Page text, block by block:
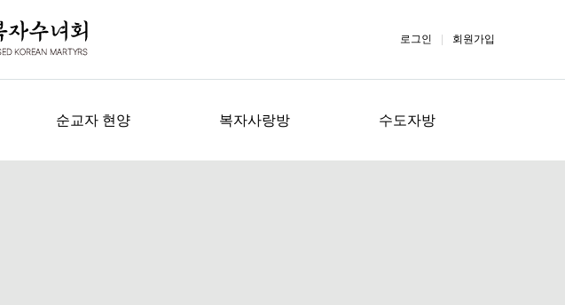
로그인 회원가입
순교자 현양 복자사랑방 수도자방